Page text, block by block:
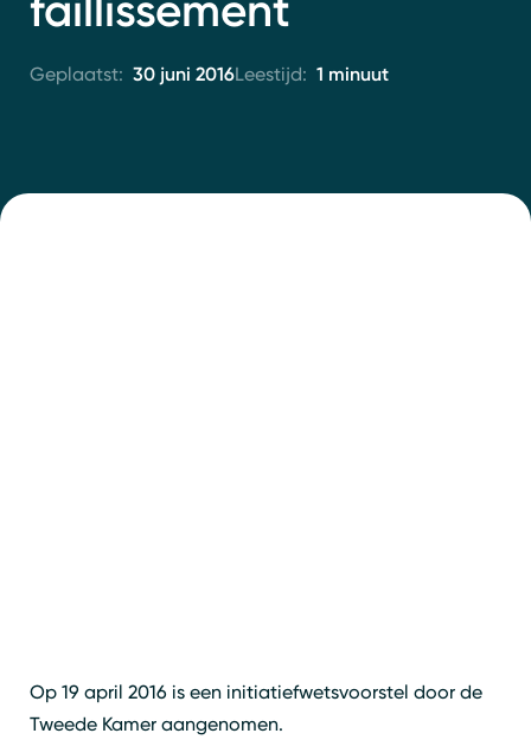
Contact
Geplaatst: 30 juni 2016Leestijd: 1 minuut
Op 19 april 2016 is een initiatiefwetsvoorstel door de
Tweede Kamer aangenomen.